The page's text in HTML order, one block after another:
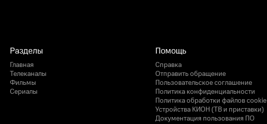
Разделы
Главная
Телеканалы
Фильмы
Сериалы
Помощь
Справка
Отправить обращение
Пользовательское соглашение
Политика конфиденциальности
Политика обработки файлов cookie
Устройства КИОН (ТВ и приставки)
Документация пользования ПО